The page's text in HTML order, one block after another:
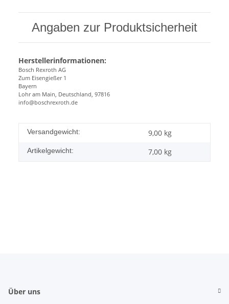
Angaben zur Produktsicherheit
Herstellerinformationen:
Bosch Rexroth AG
Zum Eisengießer 1
Bayern
Lohr am Main, Deutschland, 97816
info@boschrexroth.de
Versandgewicht: 9,00 kg
Artikelgewicht: 7,00 kg
Über uns